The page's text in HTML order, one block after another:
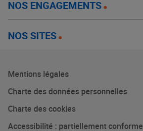
NOS ENGAGEMENTS
NOS SITES
Mentions légales
Charte des données personnelles
Charte des cookies
Accessibilité : partiellement conforme